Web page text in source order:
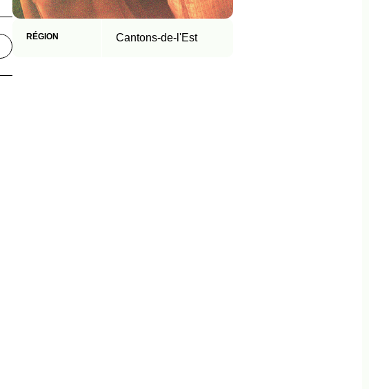
RÉGION Cantons-de-l'Est